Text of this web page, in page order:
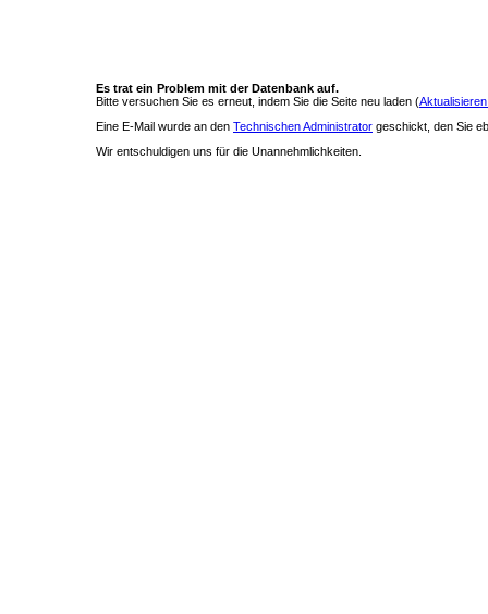
Es trat ein Problem mit der Datenbank auf.
Bitte versuchen Sie es erneut, indem Sie die Seite neu laden (
Eine E-Mail wurde an den Technischen Administrator geschickt, den Sie
Wir entschuldigen uns für die Unannehmlichkeiten.